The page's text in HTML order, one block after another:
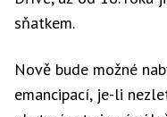
sňatkem.
Nově bude možné
emancipací, je-li